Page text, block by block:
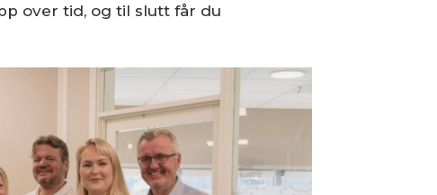
over tid, og til slutt får du